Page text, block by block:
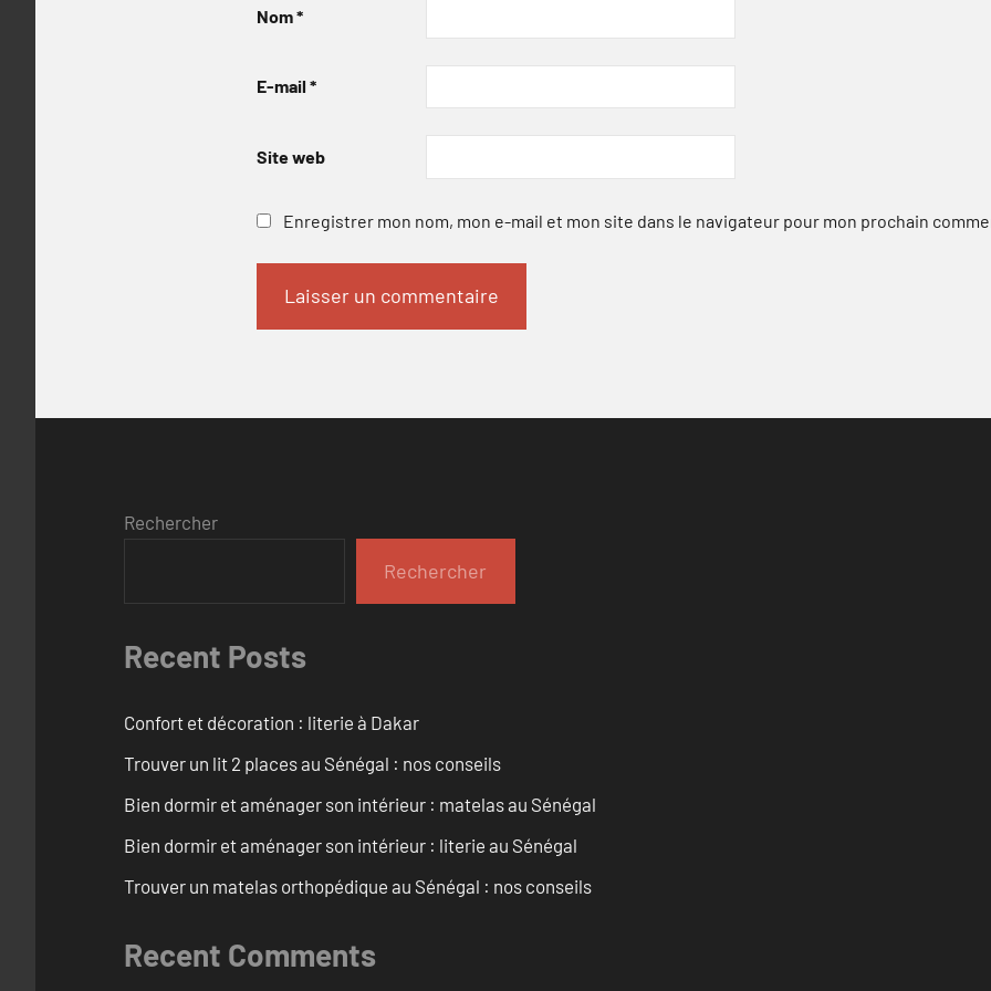
Nom*
E-mail *
Site web
Enregistrer mon nom, mon e-mail et mon site dans le navigateur pour mon prochain
Rechercher
Rechercher
Recent Posts
Confort et décoration : literie à Dakar
Trouver un lit 2 places au Sénégal : nos conseils
Bien dormir et aménager son intérieur : matelas au Sénégal
Bien dormir et aménager son intérieur : literie au Sénégal
Trouver un matelas orthopédique au Sénégal : nos conseils
Recent Comments